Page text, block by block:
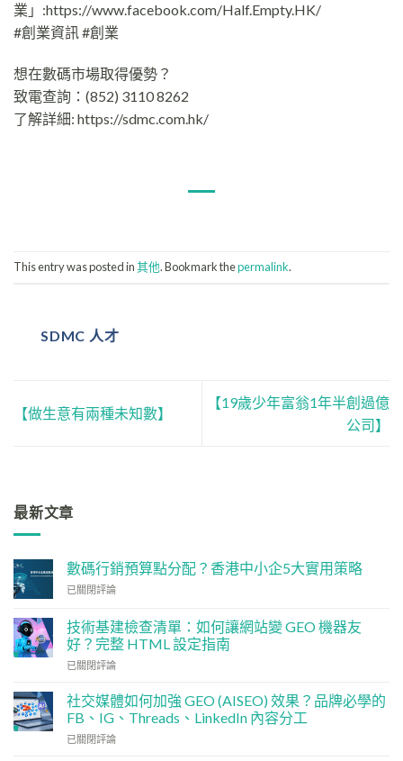
業」:https://www.facebook.com/Half.Empty.HK/
#創業資訊 #創業
想在數碼市場取得優勢？
致電查詢：(852) 3110 8262
了解詳細: https://sdmc.com.hk/
This entry was posted in其他. Bookmark thepermalink.
SDMC 人才
【做生意有兩種未知數】
【19歲少年富翁1年半創過億
公司】
最新文章
數碼行銷預算點分配？香港中小企5大實用策略
數
行
銷
預
算
分
配？
香
港
已關閉評論
技術基建檢查清單：如何讓網站變 GEO 機器友
好？完整 HTML 設定指南
技
基
建
檢
查
已關閉評論
社交媒體如何加強 GEO (AISEO) 效果？品牌必學的
FB、IG、Threads、LinkedIn 內容分工
社
已關閉評論